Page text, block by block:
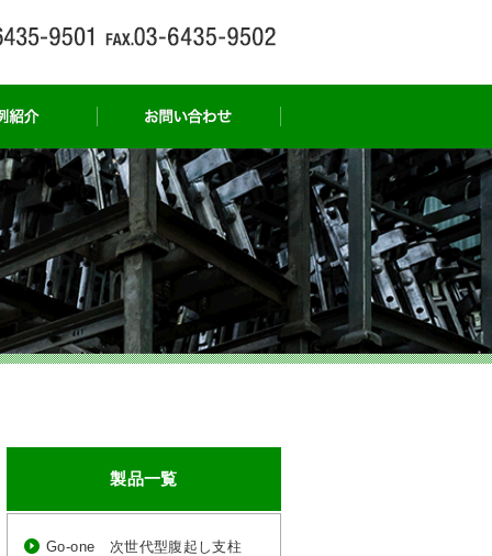
製品一覧
Go-one 次世代型腹起し支柱